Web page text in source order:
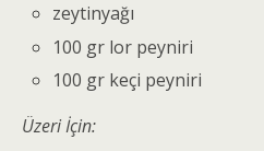
zeytinyağı
100 gr lor peyniri
100 gr keçi peyniri
Üzeri İçin: